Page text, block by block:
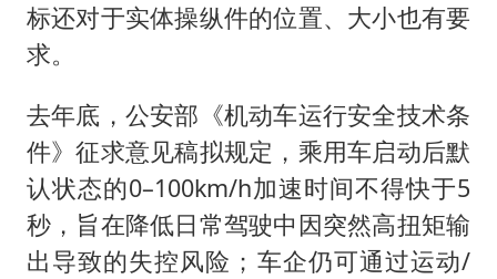
标还对于实体操纵件的位置、大小也有要
求。
去年底，公安部《机动车运行安全技术条
件》征求意见稿拟规定，乘用车启动后默
认状态的0–100km/h加速时间不得快于5
秒，旨在降低日常驾驶中因突然高扭矩输
出导致的失控风险；车企仍可通过运动/